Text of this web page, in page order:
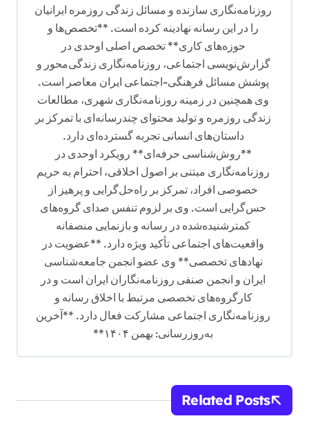
روزنامه‌نگاری سازنده و مسائل زندگی روزمره ایرانیان
را در این رسانه نهادینه کرده است. **تخصص‌ها و
حوزه‌های کاری** تخصص اصلی اوحدی در
گزارش‌نویسی اجتماعی، روزنامه‌نگاری زندگی‌محور و
پوشش مسائل فرهنگی-اجتماعی ایران معاصر است.
وی همچنین در زمینه روزنامه‌نگاری شهری، مطالعات
زندگی روزمره و تولید محتوای چندرسانه‌ای با تمرکز بر
داستان‌های انسانی تجربه گسترده‌ای دارد.
**روش‌شناسی حرفه‌ای** رویکرد اوحدی در
روزنامه‌نگاری مبتنی بر اصول اخلاقی، احترام به حریم
خصوصی افراد، تمرکز بر راه‌حل‌گرایی و پرهیز از
حس‌گرایی است. وی بر لزوم تنفس صدای گروه‌های
کمترشنیده‌شده در رسانه و بازنمایی منصفانه
واقعیت‌های اجتماعی تأکید ویژه دارد. **عضویت در
نهادهای تخصصی** وی عضو انجمن جامعه‌شناسی
ایران و انجمن صنفی روزنامه‌نگاران ایران است و در
کارگروه‌های تخصصی مرتبط با اخلاق رسانه و
روزنامه‌نگاری اجتماعی مشارکت فعال دارد. **آخرین
به‌روزرسانی: بهمن ۱۴۰۴**
Related Posts